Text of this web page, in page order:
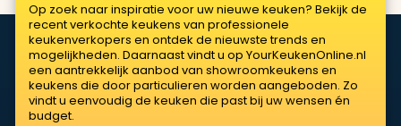
Op zoek naar inspiratie voor uw nieuwe keuken? Bekijk de
recent verkochte keukens van professionele
keukenverkopers en ontdek de nieuwste trends en
mogelijkheden. Daarnaast vindt u op YourKeukenOnline.nl
een aantrekkelijk aanbod van showroomkeukens en
keukens die door particulieren worden aangeboden. Zo
vindt u eenvoudig de keuken die past bij uw wensen én
budget.